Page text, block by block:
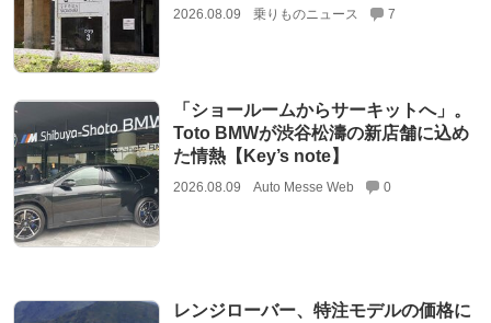
2026.08.09 乗りものニュース 7
「ショールームからサーキットへ」。
Toto BMWが渋谷松濤の新店舗に込め
た情熱【Key’s note】
2026.08.09 Auto Messe Web 0
レンジローバー、特注モデルの価格に